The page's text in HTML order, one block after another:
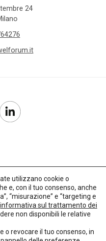
24
utilizzano cookie o
e, con il tuo consenso, anche
“misurazione” e “targeting e
informativa sul trattamento dei
non disponibili le relative
o revocare il tuo consenso, in